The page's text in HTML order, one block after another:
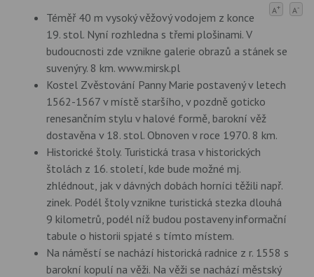
A+ A-
Téměř 40 m vysoký věžový vodojem z konce
19. stol. Nyní rozhledna s třemi plošinami. V
budoucnosti zde vznikne galerie obrazů a stánek se
suvenýry. 8 km. www.mirsk.pl
Kostel Zvěstování Panny Marie postavený v letech
1562-1567 v místě staršího, v pozdně goticko
renesančním stylu v halové formě, barokní věž
dostavěna v 18. stol. Obnoven v roce 1970. 8 km.
Historické štoly. Turistická trasa v historických
štolách z 16. století, kde bude možné mj.
zhlédnout, jak v dávných dobách horníci těžili např.
zinek. Podél štoly vznikne turistická stezka dlouhá
9 kilometrů, podél níž budou postaveny informační
tabule o historii spjaté s tímto místem.
Na náměstí se nachází historická radnice z r. 1558 s
barokní kopulí na věži. Na věži se nachází městský